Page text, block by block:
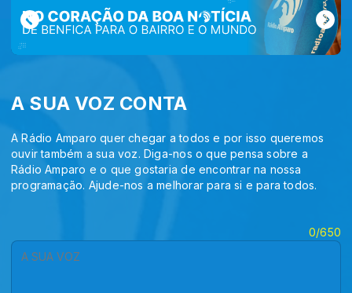
A SUA VOZ CONTA
A Rádio Amparo quer chegar a todos e por isso queremos
ouvir também a sua voz. Diga-nos o que pensa sobre a
Rádio Amparo e o que gostaria de encontrar na nossa
programação. Ajude-nos a melhorar para si e para todos.
0/650